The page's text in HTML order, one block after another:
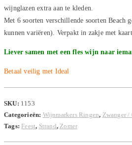
wijnglazen extra aan te kleden.
Met 6 soorten verschillende soorten Beach
kunnen variëren). Verpakt in zakje met kaart.
Liever samen met een fles wijn naar
Betaal veilig met Ideal
SKU: 1153
Categorieën: Wijnmarkers Ringen, Zwanger /
Tags: Feest, Strand, Zomer